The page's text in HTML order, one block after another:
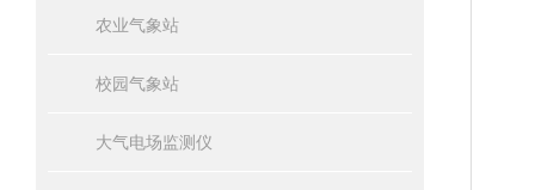
农业气象站
校园气象站
大气电场监测仪